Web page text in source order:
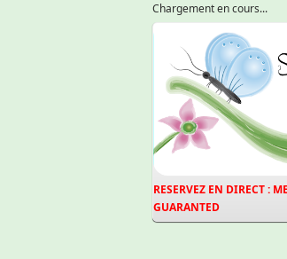
Chargement en cours...
RESERVEZ EN DIRECT :
GUARANTED